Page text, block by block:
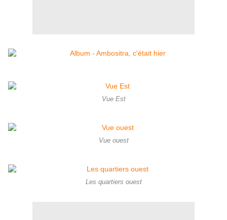
Vue Est
Vue ouest
Les quartiers ouest